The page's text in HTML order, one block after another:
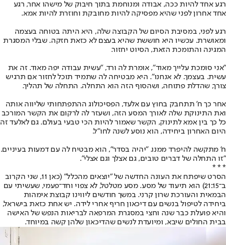
רגע אחד להיות ככה, אבודה ומנוחמת בתוך חיבוק של מישהו אחר, רגע
אחד אחרון לפני שהיא מפסיקה להיות מחובקת וחוזרת להיות אמא.
רגע לפני, במסיבת הסיום של הקבוצה שלה, היא היתה בטוחה בעצמה
ומאושרת. עכשיו היא חוששת שהיא בעצם לא כזאת חזקה. שבלי המסגרת
המגינה והתומכת הזאת, הסיוט יחזור.
"אני סומכת עלייך מאוד", אומרת לה ורד, "עשית עבודה יפה מאוד. זה את
עשית. בעצמך. לא אנחנו". היא מבטיחה לה שתמיד תוכל לחזור אם תרגיש
צורך, שהדלת פתוחה, ושהסוף הזה הוא התחלה. התחלה של תהליך.
אחר כך ח' תתחבק בחוץ עם אלעד, הפסיכולוג ההתפתחותי שליווה אותה
ואת התינוקת שלה לאורך המסע הזה, ושעזר לה לרקום את הקשר המורכב
כל כך בין אמא לתינוק, הקשר שאמור להיות הכי טבעי בעולם. גם לאלעד זה
היום האחרון ביחידה, הוא נוסע לשנה לחו"ל.
ח' מתקשה להיפרד ממנו. "יהיה בסדר", הוא מבטיח לה עם דמעות בעיניים.
"זו התחלה של דברים טובים, גם אצלך וגם אצלי".
* * *
הסרט שיפתח את העונה החדשה של "יוצאים מהכלל" (כאן 11, שני הקרוב
ב־21:15) הוא תיעוד של מסע. מסע מטלטל, לא צפוי וחד־פעמי, שעשיתי עם
הבמאית והעורכת שרון קרני. במשך חודשים ליווינו קבוצת אימהות
ביחידה לטיפול בנשים עם דיכאון חריף אחרי לידה. יש אחת כזאת בישראל,
והיא פועלת כבר שנה וחצי במסגרת המרפאה לבריאות הנפש של האישה
בבית החולים שיבא, ומיועדת לנשים שהדיכאון שלהן קשה במיוחד.